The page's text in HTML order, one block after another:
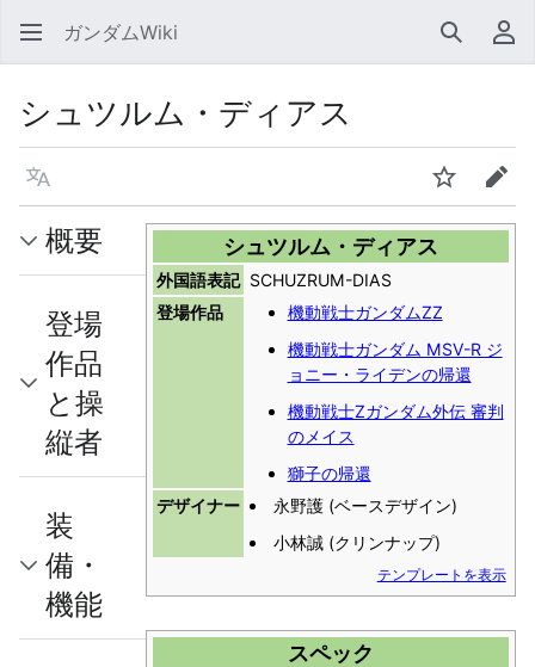
ガンダムWiki 検索 利
シュツルム・ディアス
言語 ウォッチ編集
シュツルム・ディアス
外国語表記 SCHUZRUM-DIAS
登場作品
機動戦士ガンダムΖΖ
機動戦士ガンダム MSV-R ジ
ョニー・ライデンの帰還
機動戦士Ζガンダム外伝 審判
のメイス
獅子の帰還
デザイナー
永野護 (ベースデザイン)
小林誠 (クリンナップ)
テンプレートを表示
スペック
概要
登場
作品
と操
縦者
装
備・
機能